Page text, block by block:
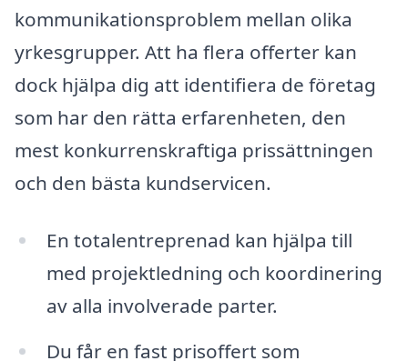
kommunikationsproblem mellan olika
yrkesgrupper. Att ha flera offerter kan
dock hjälpa dig att identifiera de företag
som har den rätta erfarenheten, den
mest konkurrenskraftiga prissättningen
och den bästa kundservicen.
En totalentreprenad kan hjälpa till
med projektledning och koordinering
av alla involverade parter.
Du får en fast prisoffert som